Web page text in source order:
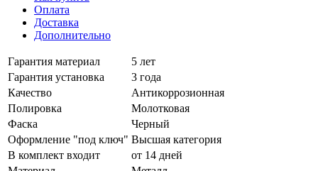
Оплата
Доставка
Дополнительно
Гарантия материал
5 лет
Гарантия установка
3 года
Качество
Антикоррозионная
Полировка
Молотковая
Фаска
Черный
Оформление "под ключ" Высшая категория
В комплект входит
от 14 дней